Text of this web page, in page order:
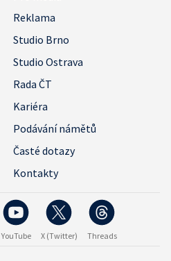
Reklama
Studio Brno
Studio Ostrava
Rada ČT
Kariéra
Podávání námětů
Časté dotazy
Kontakty
YouTube X (Twitter) Threads